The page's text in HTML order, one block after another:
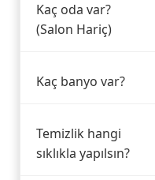
Kaç oda var?
(Salon Hariç)
Kaç banyo var?
Temizlik hangi
sıklıkla yapılsın?